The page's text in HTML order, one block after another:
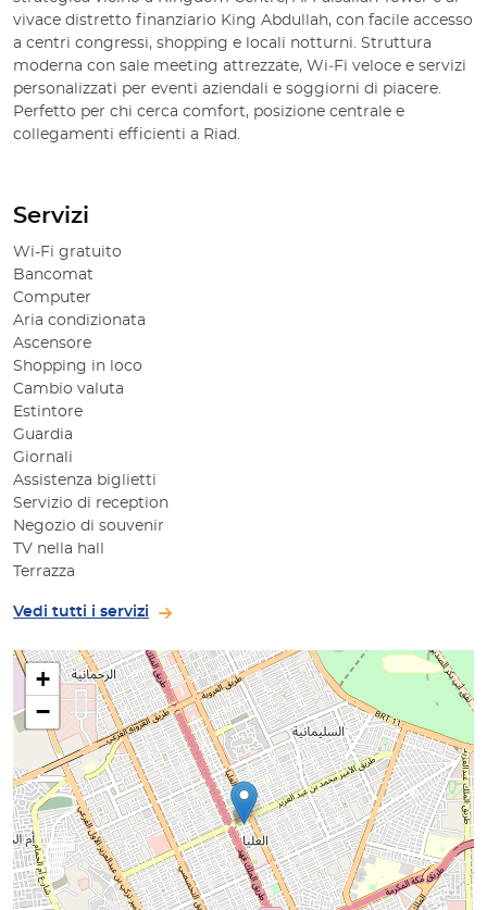
vivace distretto finanziario King Abdullah, con facile accesso
a centri congressi, shopping e locali notturni. Struttura
moderna con sale meeting attrezzate, Wi‑Fi veloce e servizi
personalizzati per eventi aziendali e soggiorni di piacere.
Perfetto per chi cerca comfort, posizione centrale e
collegamenti efficienti a Riad.
Servizi
Wi-Fi gratuito
Bancomat
Computer
Aria condizionata
Ascensore
Shopping in loco
Cambio valuta
Estintore
Guardia
Giornali
Assistenza biglietti
Servizio di reception
Negozio di souvenir
TV nella hall
Terrazza
Vedi tutti i servizi
+
−